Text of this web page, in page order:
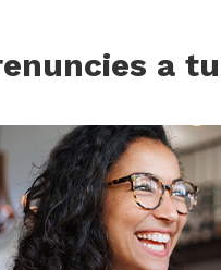
Tecnología
Educación
a